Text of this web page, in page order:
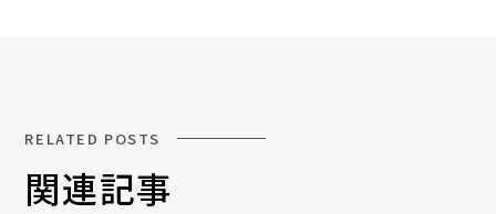
RELATED POSTS
関連記事